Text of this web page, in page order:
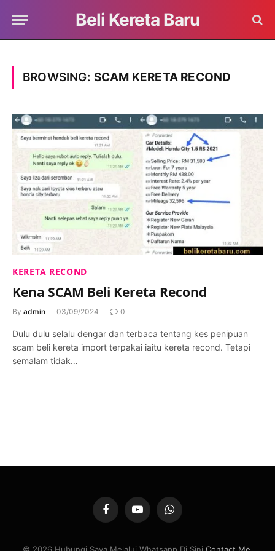
Beli Kereta Baru
BROWSING: SCAM KERETA RECOND
KERETA RECOND
Kena SCAM Beli Kereta Recond
By admin 03/09/2024 0
Dulu dulu selalu dengar dan terbaca tentang kes penipuan
scam beli kereta import terpakai iaitu kereta recond. Tetapi
semalam tidak…
FacebookYouTubeWhatsApp
© 2026 Hubungi Saya Melalui Whatsapp Di Sini Contact Me